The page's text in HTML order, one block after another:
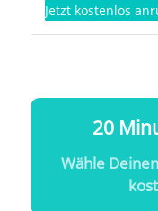
Jetzt kostenlos
20
Wähle